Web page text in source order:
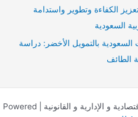
الكفاءة وتطوير واستدامة
السعودية
بالتمويل الأخضر: دراسة
الطائف
Copyright © 2026 مجلة العلوم الاقتصادية و الإدارية و القانونية | Powered